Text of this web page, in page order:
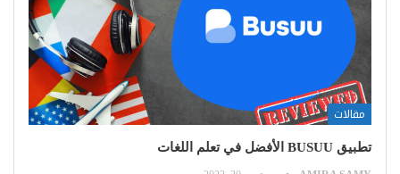
مقالات
تطبيق BUSUU الأفضل في تعلم اللغات